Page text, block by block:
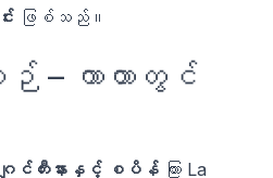
း ဖြစ်သည်။
– ကာတာတွင်
ဂျင်တီးနားနှင့် စပိန် ကြား La